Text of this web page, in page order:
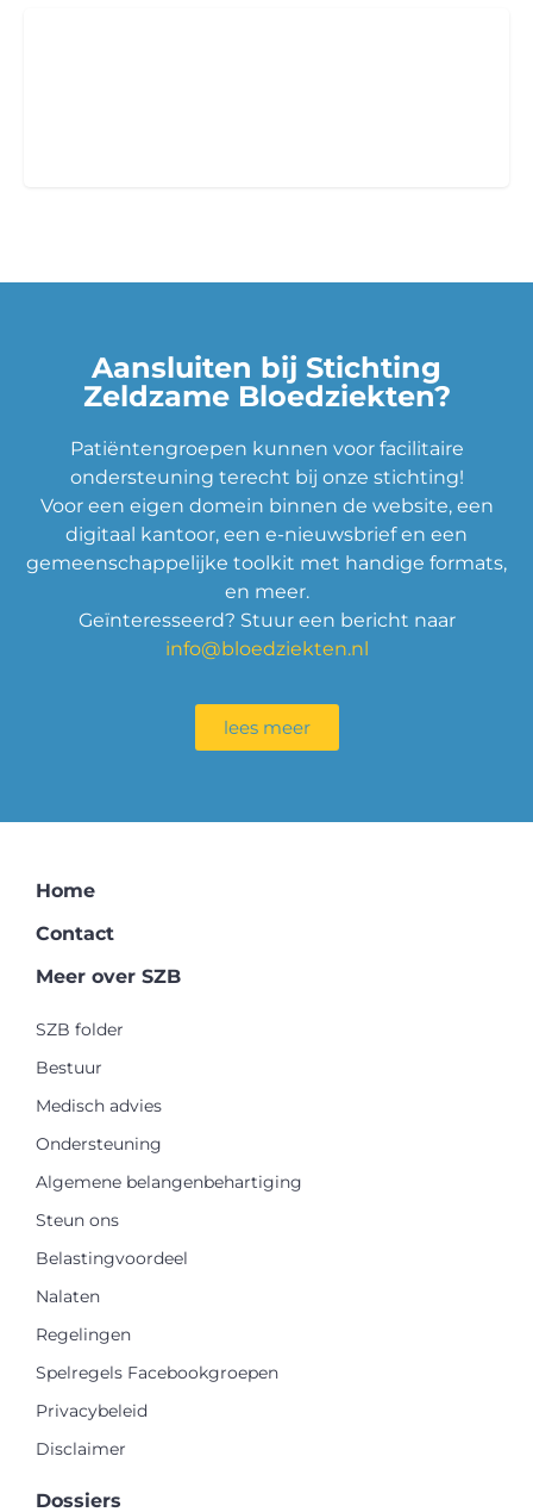
Aansluiten bij Stichting
Zeldzame Bloedziekten?
Patiëntengroepen kunnen voor facilitaire
ondersteuning terecht bij onze stichting!
Voor een eigen domein binnen de website, een
digitaal kantoor, een e-nieuwsbrief en een
gemeenschappelijke toolkit met handige formats,
en meer.
Geïnteresseerd? Stuur een bericht naar
info@bloedziekten.nl
lees meer
Home
Contact
Meer over SZB
SZB folder
Bestuur
Medisch advies
Ondersteuning
Algemene belangenbehartiging
Steun ons
Belastingvoordeel
Nalaten
Regelingen
Spelregels Facebookgroepen
Privacybeleid
Disclaimer
Dossiers